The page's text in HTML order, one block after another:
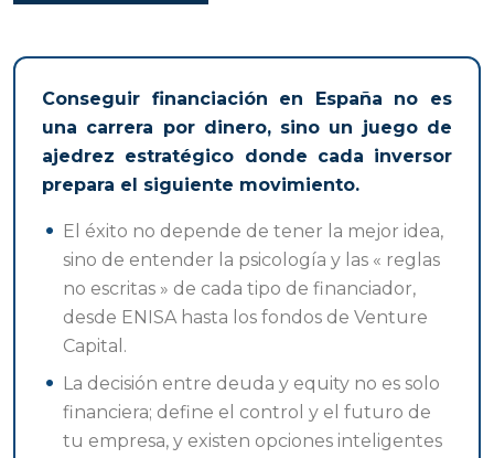
Conseguir financiación en España no es
una carrera por dinero, sino un juego de
ajedrez estratégico donde cada inversor
prepara el siguiente movimiento.
El éxito no depende de tener la mejor idea,
sino de entender la psicología y las « reglas
no escritas » de cada tipo de financiador,
desde ENISA hasta los fondos de Venture
Capital.
La decisión entre deuda y equity no es solo
financiera; define el control y el futuro de
tu empresa, y existen opciones inteligentes